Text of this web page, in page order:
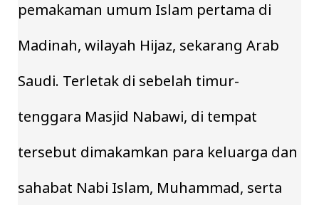
pemakaman umum Islam pertama di
Madinah, wilayah Hijaz, sekarang Arab
Saudi. Terletak di sebelah timur-
tenggara Masjid Nabawi, di tempat
tersebut dimakamkan para keluarga dan
sahabat Nabi Islam, Muhammad, serta